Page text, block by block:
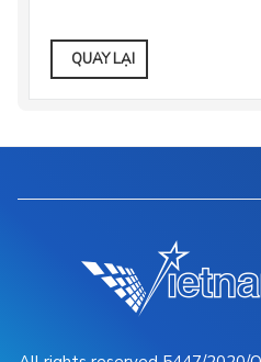
QUAY LẠI